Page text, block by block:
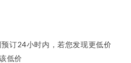
订24小时内，若您发现更低价
低价